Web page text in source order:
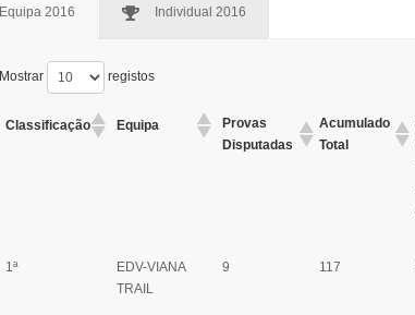
Equipa 2016 Individual 2016
Mostrar registos
Classificação Equipa
Provas
Disputadas
Acumulado
Total
1ª
EDV-VIANA
TRAIL
9 117